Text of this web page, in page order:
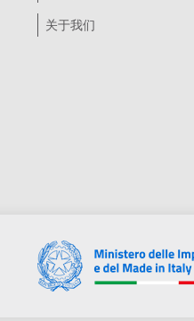
关于我们